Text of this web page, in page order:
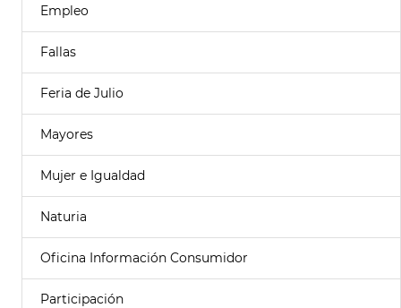
Empleo
Fallas
Feria de Julio
Mayores
Mujer e Igualdad
Naturia
Oficina Información Consumidor
Participación